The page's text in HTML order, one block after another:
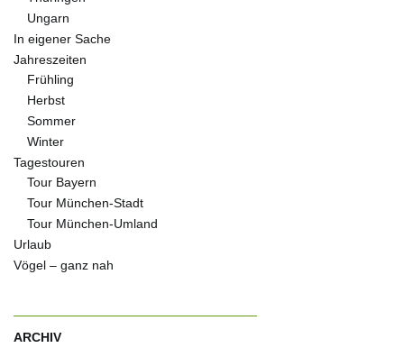
Ungarn
In eigener Sache
Jahreszeiten
Frühling
Herbst
Sommer
Winter
Tagestouren
Tour Bayern
Tour München-Stadt
Tour München-Umland
Urlaub
Vögel – ganz nah
ARCHIV